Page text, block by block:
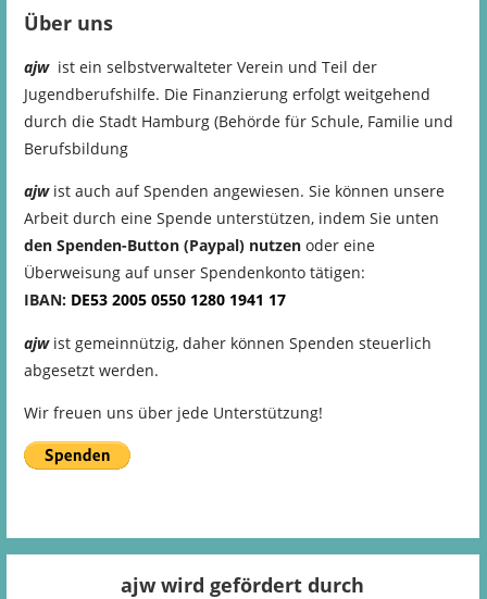
Über uns
ajw ist ein selbstverwalteter Verein und Teil der
Jugendberufshilfe. Die Finanzierung erfolgt weitgehend
durch die Stadt Hamburg (Behörde für Schule, Familie und
Berufsbildung
ajw ist auch auf Spenden angewiesen. Sie können unsere
Arbeit durch eine Spende unterstützen, indem Sie unten
den Spenden-Button (Paypal) nutzen oder eine
Überweisung auf unser Spendenkonto tätigen:
IBAN: DE53 2005 0550 1280 1941 17
ajw ist gemeinnützig, daher können Spenden steuerlich
abgesetzt werden.
Wir freuen uns über jede Unterstützung!
ajw wird gefördert durch